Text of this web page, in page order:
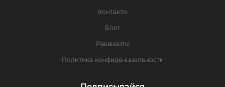
Контакты
Блог
Реквизиты
Политика конфиденциальности